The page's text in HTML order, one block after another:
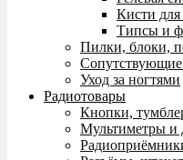
Кисти для
Типсы и
Пилки, блоки,
Уход за ногтями
Радиотовары
Кнопки,
Мультиметры и